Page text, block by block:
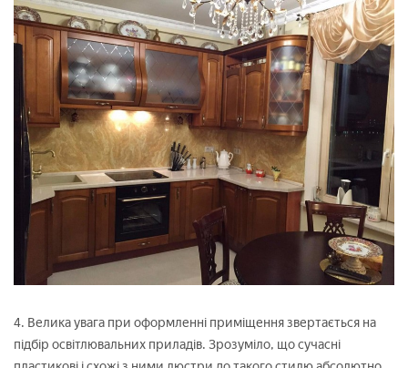
4. Велика увага при оформленні приміщення звертається на
підбір освітлювальних приладів. Зрозуміло, що сучасні